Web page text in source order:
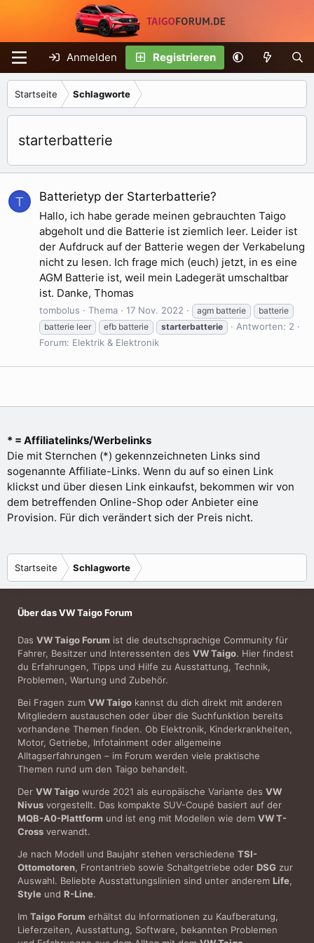
Anmelden Registrieren
Startseite Schlagworte
starterbatterie
T Batterietyp der Starterbatterie?
Hallo, ich habe gerade meinen gebrauchten Taigo
abgeholt und die Batterie ist ziemlich leer. Leider ist
der Aufdruck auf der Batterie wegen der Verkabelung
nicht zu lesen. Ich frage mich (euch) jetzt, in es eine
AGM Batterie ist, weil mein Ladegerät umschaltbar
ist. Danke, Thomas
tombolus Thema 17 Nov. 2022 agm batterie
batterie
batterie leer
efb batterie starterbatterie
Antworten: 2
Forum: Elektrik & Elektronik
* = Affiliatelinks/Werbelinks
Die mit Sternchen (*) gekennzeichneten Links sind
sogenannte Affiliate-Links. Wenn du auf so einen Link
klickst und über diesen Link einkaufst, bekommen wir von
dem betreffenden Online-Shop oder Anbieter eine
Provision. Für dich verändert sich der Preis nicht.
Startseite Schlagworte
Über das VW Taigo Forum
Das VW Taigo Forum ist die deutschsprachige Community für
Fahrer, Besitzer und Interessenten des VW Taigo. Hier findest
du Erfahrungen, Tipps und Hilfe zu Ausstattung, Technik,
Problemen, Wartung und Zubehör.
Bei Fragen zum VW Taigo kannst du dich direkt mit anderen
Mitgliedern austauschen oder über die Suchfunktion bereits
vorhandene Themen finden. Ob Elektronik, Kinderkrankheiten,
Motor, Getriebe, Infotainment oder allgemeine
Alltagserfahrungen – im Forum werden viele praktische
Themen rund um den Taigo behandelt.
Der VW Taigo wurde 2021 als europäische Variante des VW
Nivus vorgestellt. Das kompakte SUV-Coupé basiert auf der
MQB-A0-Plattform und ist eng mit Modellen wie dem VW T-
Cross verwandt.
Je nach Modell und Baujahr stehen verschiedene TSI-
Ottomotoren, Frontantrieb sowie Schaltgetriebe oder DSG zur
Auswahl. Beliebte Ausstattungslinien sind unter anderem Life,
Style und R-Line.
Im Taigo Forum erhältst du Informationen zu Kaufberatung,
Lieferzeiten, Ausstattung, Software, bekannten Problemen